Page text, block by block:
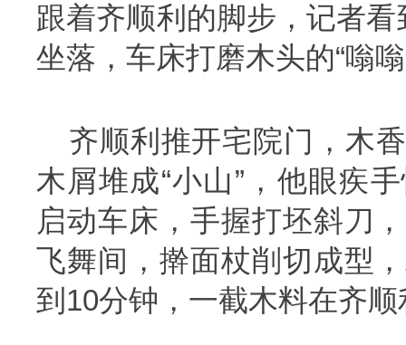
跟着齐顺利的脚步，记者
坐落，车床打磨木头的“嗡
齐顺利推开宅院门，木
木屑堆成“小山”，他眼疾
启动车床，手握打坯斜刀
飞舞间，擀面杖削切成型
到10分钟，一截木料在齐